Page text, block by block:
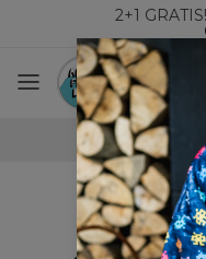
2+1